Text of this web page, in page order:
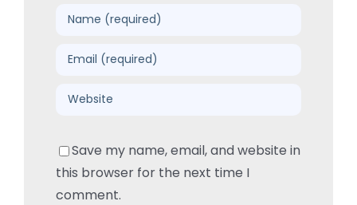
Save my name, email, and website in
this browser for the next time I
comment.